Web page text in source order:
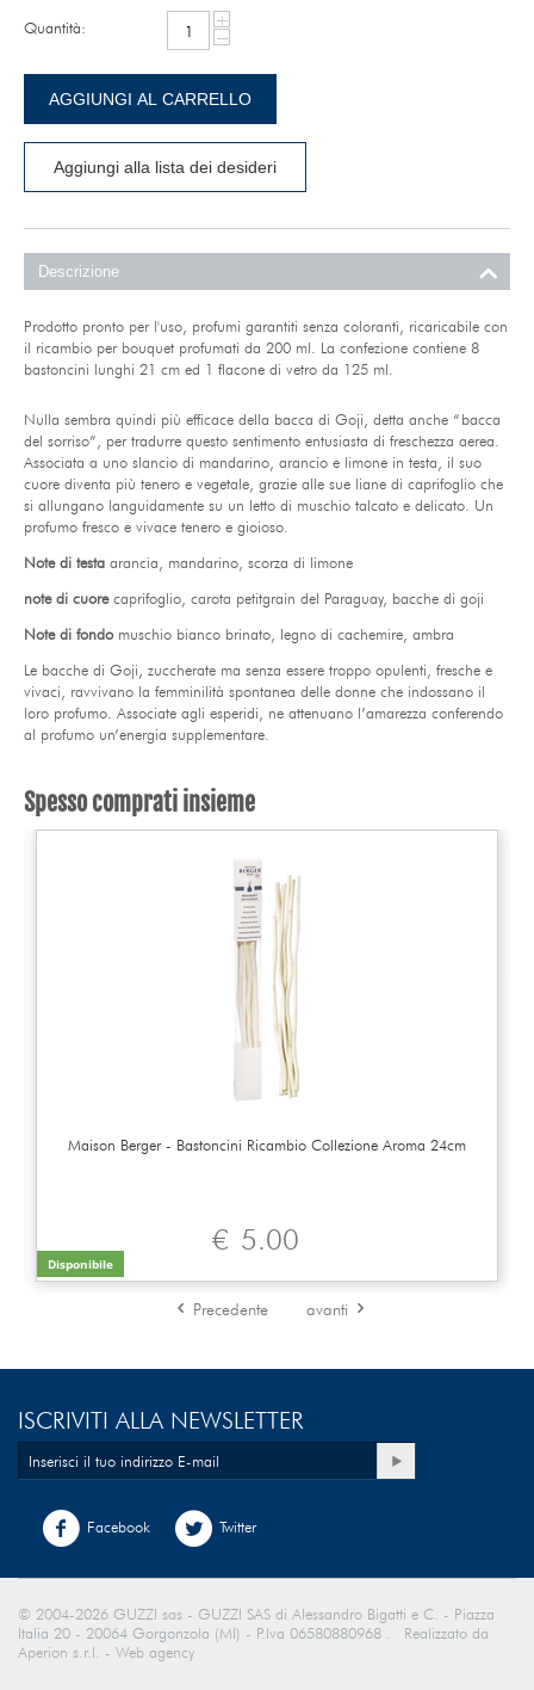
Quantità: +
−
AGGIUNGI AL CARRELLO
Aggiungi alla lista dei desideri
Descrizione
Prodotto pronto per l'uso, profumi garantiti senza coloranti, ricaricabile con
il ricambio per bouquet profumati da 200 ml. La confezione contiene 8
bastoncini lunghi 21 cm ed 1 flacone di vetro da 125 ml.
Nulla sembra quindi più efficace della bacca di Goji, detta anche “bacca
del sorriso”, per tradurre questo sentimento entusiasta di freschezza aerea.
Associata a uno slancio di mandarino, arancio e limone in testa, il suo
cuore diventa più tenero e vegetale, grazie alle sue liane di caprifoglio che
si allungano languidamente su un letto di muschio talcato e delicato. Un
profumo fresco e vivace tenero e gioioso.
Note di testa arancia, mandarino, scorza di limone
note di cuorecaprifoglio, carota petitgrain del Paraguay, bacche di goji
Note di fondomuschio bianco brinato, legno di cachemire, ambra
Le bacche di Goji, zuccherate ma senza essere troppo opulenti, fresche e
vivaci, ravvivano la femminilità spontanea delle donne che indossano il
loro profumo. Associate agli esperidi, ne attenuano l’amarezza conferendo
al profumo un’energia supplementare.
Spesso comprati insieme
Disponibile
Maison Berger - Bastoncini Ricambio Collezione Aroma 24cm
€ 5.00
Precedente avanti
ISCRIVITI ALLA NEWSLETTER
Facebook Twitter
© 2004-2026 GUZZI sas - GUZZI SAS di Alessandro Bigatti e C. - Piazza
Italia 20 - 20064 Gorgonzola (MI) - P.Iva 06580880968 . Realizzato da
Aperion s.r.l. - Web agency